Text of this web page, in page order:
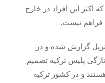
اکثر این افراد در خارج
فراهم نیست.
گزارش شده و در
پلیس ترکیه تصمیم
و در کشور ترکیه